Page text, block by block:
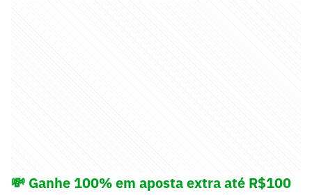
💸 Ganhe 100% em aposta extra até R$100